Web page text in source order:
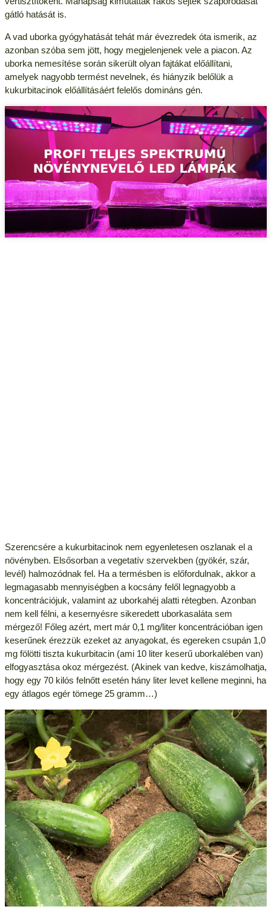
gátló hatását is.
A vad uborka gyógyhatását tehát már évezredek óta ismerik, az
azonban szóba sem jött, hogy megjelenjenek vele a piacon. Az
uborka nemesítése során sikerült olyan fajtákat előállítani,
amelyek nagyobb termést nevelnek, és hiányzik belőlük a
kukurbitacinok előállításáért felelős domináns gén.
Szerencsére a kukurbitacinok nem egyenletesen oszlanak el a
növényben. Elsősorban a vegetatív szervekben (gyökér, szár,
levél) halmozódnak fel. Ha a termésben is előfordulnak, akkor a
legmagasabb mennyiségben a kocsány felől legnagyobb a
koncentrációjuk, valamint az uborkahéj alatti rétegben. Azonban
nem kell félni, a kesernyésre sikeredett uborkasaláta sem
mérgező! Főleg azért, mert már 0,1 mg/liter koncentrációban igen
keserűnek érezzük ezeket az anyagokat, és egereken csupán 1,0
mg fölötti tiszta kukurbitacin (ami 10 liter keserű uborkalében van)
elfogyasztása okoz mérgezést. (Akinek van kedve, kiszámolhatja,
hogy egy 70 kilós felnőtt esetén hány liter levet kellene meginni, ha
egy átlagos egér tömege 25 gramm…)